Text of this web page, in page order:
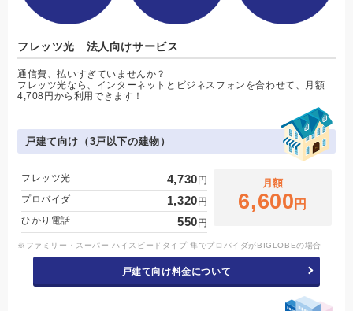
フレッツ光 法人向けサービス
通信費、払いすぎていませんか？
フレッツ光なら、インターネットとビジネスフォンを合わせて、月額
4,708円から利用できます！
戸建て向け（3戸以下の建物）
フレッツ光 4,730円
プロバイダ
1,320円
ひかり電話
550円
月額
6,600 円
※ファミリー・スーパー ハイスピードタイプ 隼でプロバイダがBIGLOBEの場合
戸建て向け料金について